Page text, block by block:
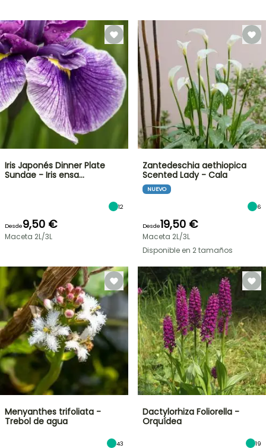
Iris Japonés Dinner Plate
Sundae - Iris ensa…
12
Desde9,50 €
Maceta 2L/3L
Zantedeschia aethiopica
Scented Lady - Cala
NUEVO
6
Desde19,50 €
Maceta 2L/3L
Disponible en 2 tamaños
Menyanthes trifoliata -
Trebol de agua
43
Dactylorhiza Foliorella -
Orquídea
19